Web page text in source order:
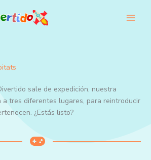
sale de expedición, nuestra
a tres diferentes lugares, para reintroducir
¿Estás listo?